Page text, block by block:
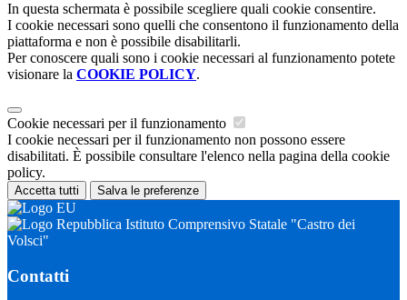
In questa schermata è possibile scegliere quali cookie consentire.
I cookie necessari sono quelli che consentono il funzionamento della
piattaforma e non è possibile disabilitarli.
Per conoscere quali sono i cookie necessari al funzionamento potete
visionare la COOKIE POLICY.
Cookie necessari per il funzionamento
I cookie necessari per il funzionamento non possono essere
disabilitati. È possibile consultare l'elenco nella pagina della cookie
policy.
Accetta tutti Salva le preferenze
Istituto Comprensivo Statale "Castro dei
Volsci"
Contatti